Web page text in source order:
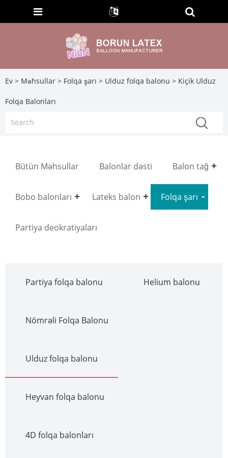
Ev > Məhsullar > Folqa şarı > Ulduz folqa balonu > Kiçik Ulduz
Folqa Balonları
Bütün Məhsullar Balonlar dəsti Balon tağ
Bobo balonları Lateks balon Folqa şarı
Partiya deokratiyaları
Partiya folqa balonu Helium balonu
Nömrəli Folqa Balonu
Ulduz folqa balonu
Heyvan folqa balonu
4D folqa balonları